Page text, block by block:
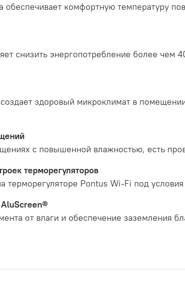
комфортную температуру
снизить энергопотребление более
здоровый микроклимат в
с повышенной влажностью, есть
терморегуляторов
Pontus Wi-Fi под условия
AluScreen®
от влаги и обеспечение заземления